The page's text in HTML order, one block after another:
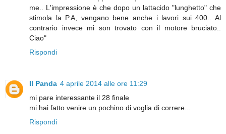
me.. L'impressione è che dopo un lattacido "lunghetto" che
stimola la P.A, vengano bene anche i lavori sui 400.. Al
contrario invece mi son trovato con il motore bruciato..
Ciao"
Rispondi
Il Panda 4 aprile 2014 alle ore 11:29
mi pare interessante il 28 finale
mi hai fatto venire un pochino di voglia di correre...
Rispondi